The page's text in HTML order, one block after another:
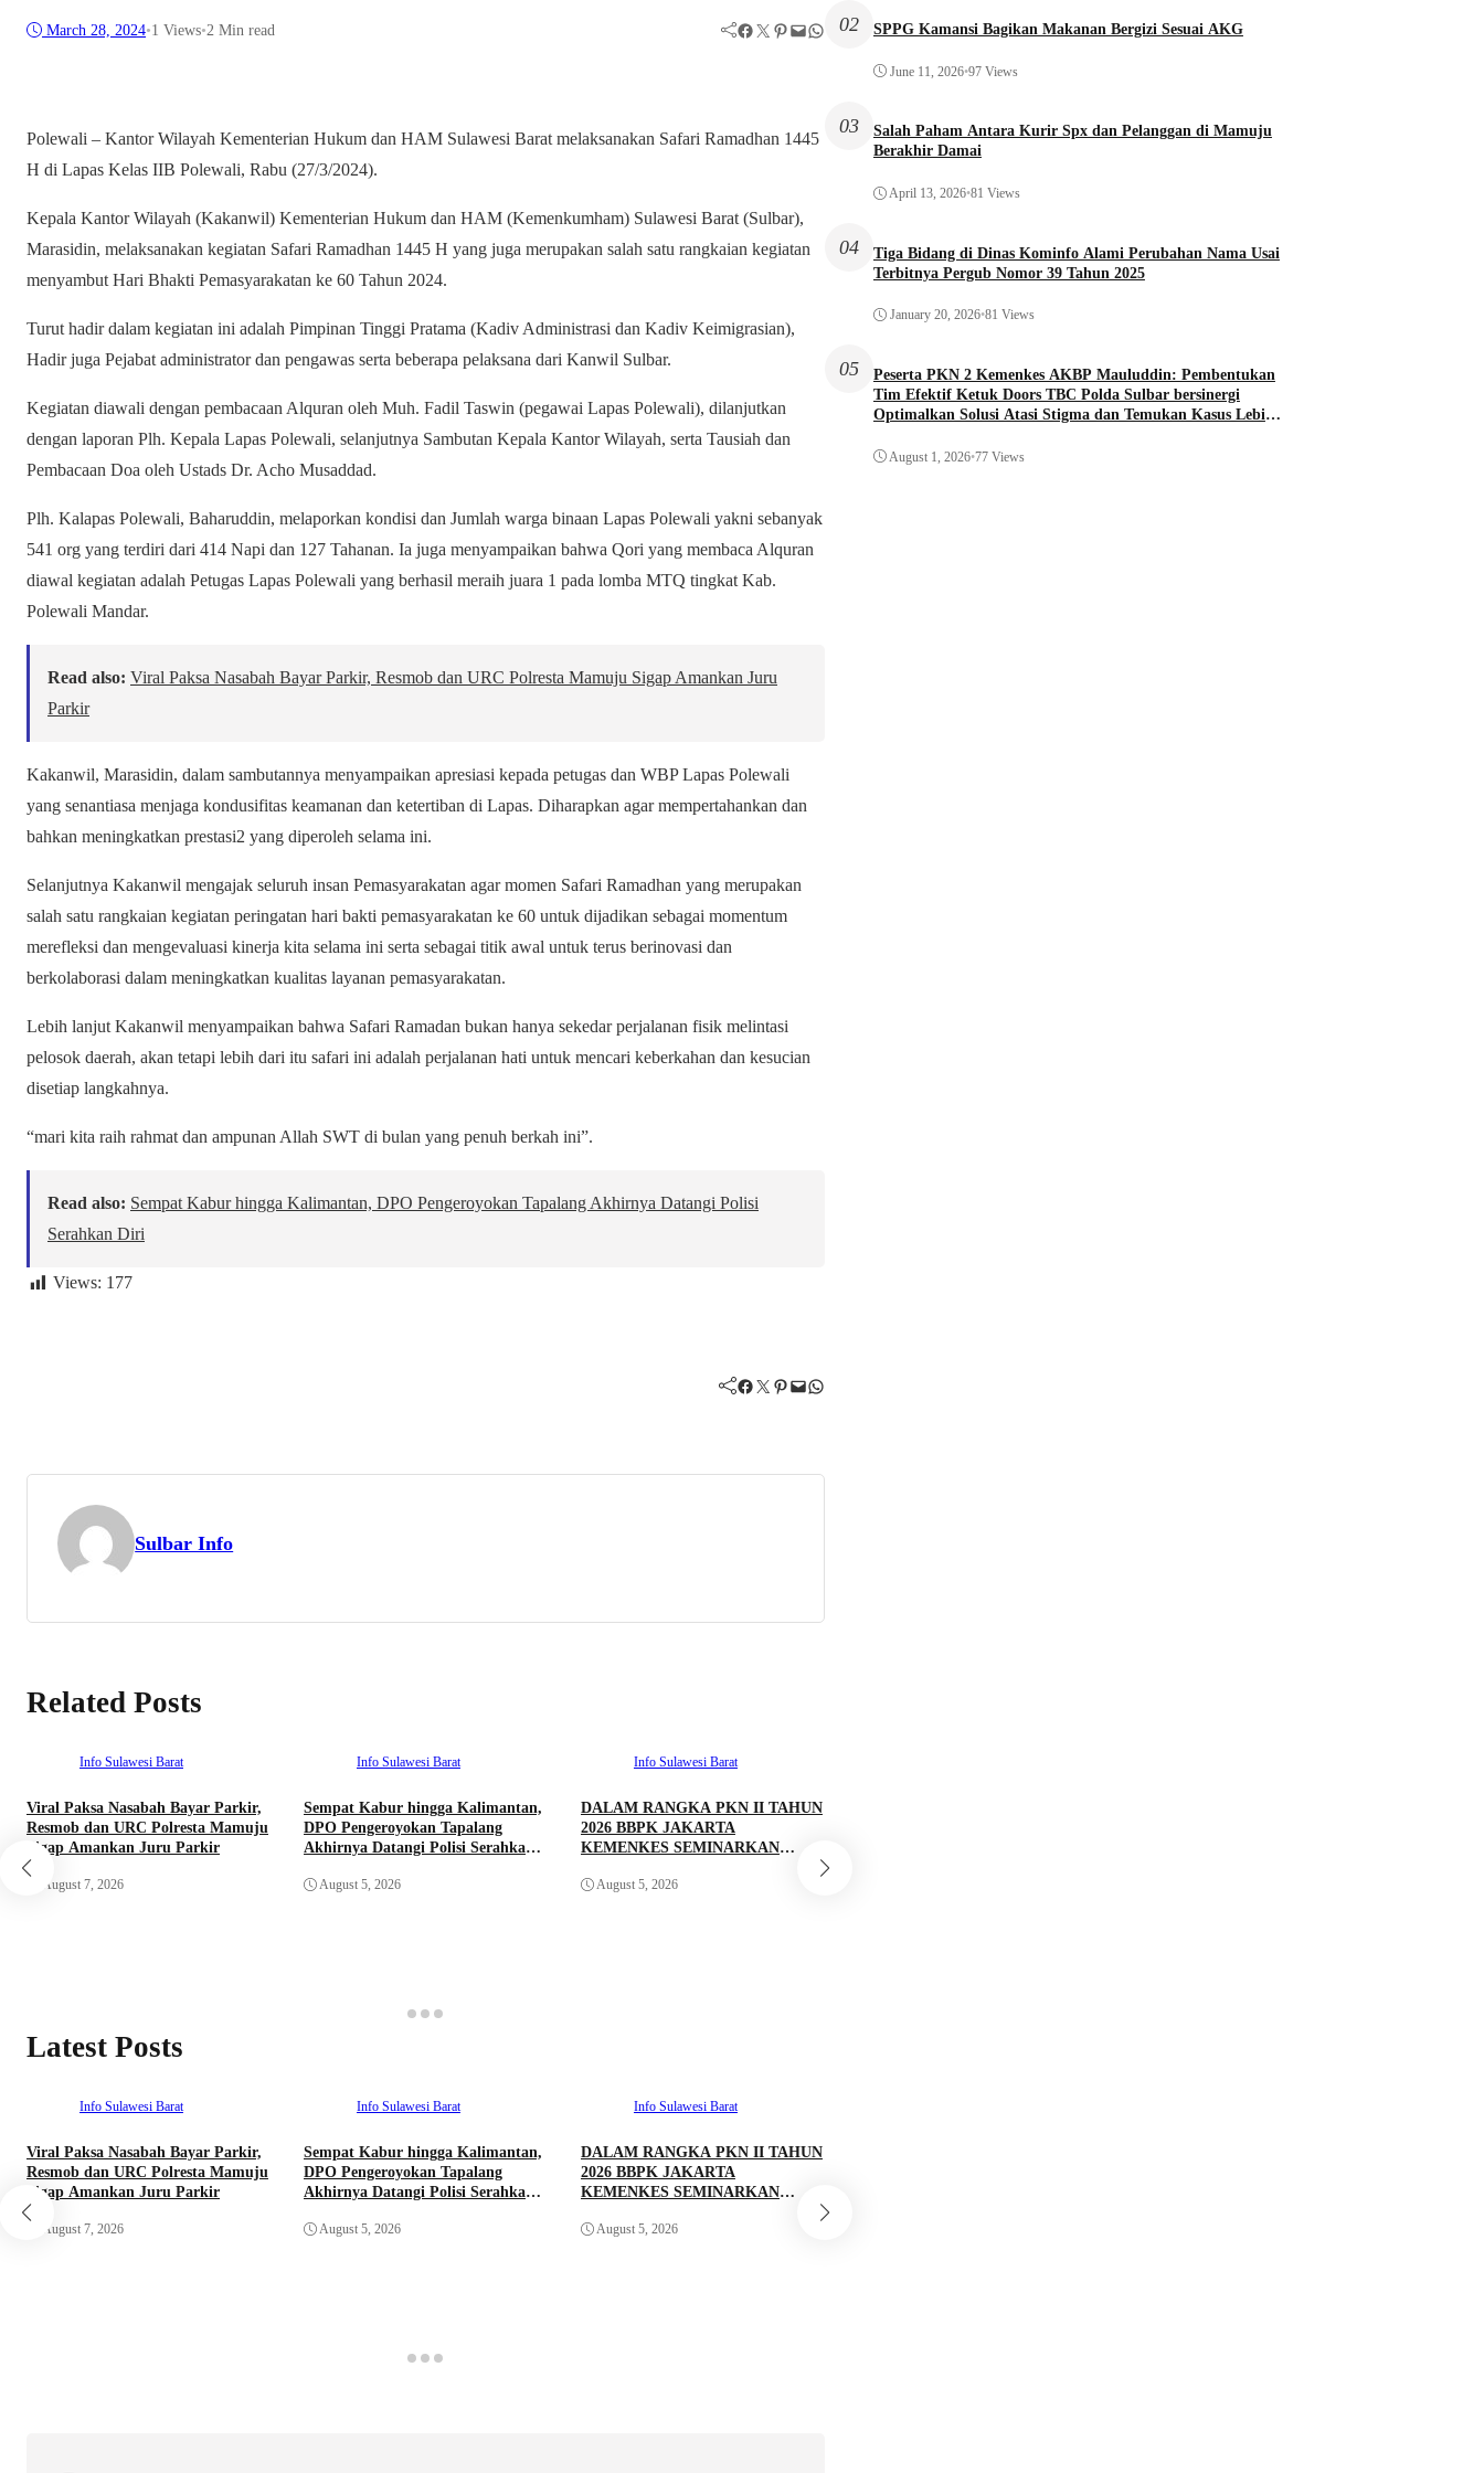
March 28, 2024•1 Views•2 Min read Facebook Twitter Pinterest Mail WhatsApp
Polewali – Kantor Wilayah Kementerian Hukum dan HAM Sulawesi Barat melaksanakan Safari Ramadhan 1445
H di Lapas Kelas IIB Polewali, Rabu (27/3/2024).
Kepala Kantor Wilayah (Kakanwil) Kementerian Hukum dan HAM (Kemenkumham) Sulawesi Barat (Sulbar),
Marasidin, melaksanakan kegiatan Safari Ramadhan 1445 H yang juga merupakan salah satu rangkaian kegiatan
menyambut Hari Bhakti Pemasyarakatan ke 60 Tahun 2024.
Turut hadir dalam kegiatan ini adalah Pimpinan Tinggi Pratama (Kadiv Administrasi dan Kadiv Keimigrasian),
Hadir juga Pejabat administrator dan pengawas serta beberapa pelaksana dari Kanwil Sulbar.
Kegiatan diawali dengan pembacaan Alquran oleh Muh. Fadil Taswin (pegawai Lapas Polewali), dilanjutkan
dengan laporan Plh. Kepala Lapas Polewali, selanjutnya Sambutan Kepala Kantor Wilayah, serta Tausiah dan
Pembacaan Doa oleh Ustads Dr. Acho Musaddad.
Plh. Kalapas Polewali, Baharuddin, melaporkan kondisi dan Jumlah warga binaan Lapas Polewali yakni sebanyak
541 org yang terdiri dari 414 Napi dan 127 Tahanan. Ia juga menyampaikan bahwa Qori yang membaca Alquran
diawal kegiatan adalah Petugas Lapas Polewali yang berhasil meraih juara 1 pada lomba MTQ tingkat Kab.
Polewali Mandar.
Read also: Viral Paksa Nasabah Bayar Parkir, Resmob dan URC Polresta Mamuju Sigap Amankan Juru
Parkir
Kakanwil, Marasidin, dalam sambutannya menyampaikan apresiasi kepada petugas dan WBP Lapas Polewali
yang senantiasa menjaga kondusifitas keamanan dan ketertiban di Lapas. Diharapkan agar mempertahankan dan
bahkan meningkatkan prestasi2 yang diperoleh selama ini.
Selanjutnya Kakanwil mengajak seluruh insan Pemasyarakatan agar momen Safari Ramadhan yang merupakan
salah satu rangkaian kegiatan peringatan hari bakti pemasyarakatan ke 60 untuk dijadikan sebagai momentum
merefleksi dan mengevaluasi kinerja kita selama ini serta sebagai titik awal untuk terus berinovasi dan
berkolaborasi dalam meningkatkan kualitas layanan pemasyarakatan.
Lebih lanjut Kakanwil menyampaikan bahwa Safari Ramadan bukan hanya sekedar perjalanan fisik melintasi
pelosok daerah, akan tetapi lebih dari itu safari ini adalah perjalanan hati untuk mencari keberkahan dan kesucian
disetiap langkahnya.
“mari kita raih rahmat dan ampunan Allah SWT di bulan yang penuh berkah ini”.
Read also: Sempat Kabur hingga Kalimantan, DPO Pengeroyokan Tapalang Akhirnya Datangi Polisi
Serahkan Diri
Views: 177
Facebook Twitter Pinterest Mail WhatsApp
Sulbar Info
Related Posts
Info Sulawesi Barat
Viral Paksa Nasabah Bayar Parkir,
Resmob dan URC Polresta Mamuju
Sigap Amankan Juru Parkir
August 7, 2026
Info Sulawesi Barat
Sempat Kabur hingga Kalimantan,
DPO Pengeroyokan Tapalang
Akhirnya Datangi Polisi Serahkan
August 5, 2026
Info Sulawesi Barat
DALAM RANGKA PKN II TAHUN
2026 BBPK JAKARTA
KEMENKES SEMINARKAN
PROYEK PERUBAHAN KETUK
August 5, 2026
Latest Posts
Info Sulawesi Barat
Viral Paksa Nasabah Bayar Parkir,
Resmob dan URC Polresta Mamuju
Sigap Amankan Juru Parkir
August 7, 2026
Info Sulawesi Barat
Sempat Kabur hingga Kalimantan,
DPO Pengeroyokan Tapalang
Akhirnya Datangi Polisi Serahkan
August 5, 2026
Info Sulawesi Barat
DALAM RANGKA PKN II TAHUN
2026 BBPK JAKARTA
KEMENKES SEMINARKAN
PROYEK PERUBAHAN KETUK
August 5, 2026
02 SPPG Kamansi Bagikan Makanan Bergizi Sesuai AKG
June 11, 2026•97 Views
03
Salah Paham Antara Kurir Spx dan Pelanggan di Mamuju
Berakhir Damai
April 13, 2026•81 Views
04
Tiga Bidang di Dinas Kominfo Alami Perubahan Nama Usai
Terbitnya Pergub Nomor 39 Tahun 2025
January 20, 2026•81 Views
05
Peserta PKN 2 Kemenkes AKBP Mauluddin: Pembentukan
Tim Efektif Ketuk Doors TBC Polda Sulbar bersinergi
Optimalkan Solusi Atasi Stigma dan Temukan Kasus Lebih
August 1, 2026•77 Views